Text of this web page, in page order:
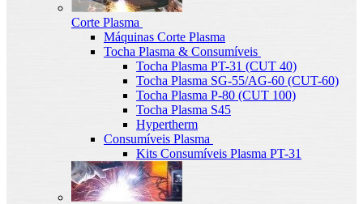
Corte Plasma
Máquinas Corte Plasma
Tocha Plasma & Consumíveis
Tocha Plasma PT-31 (CUT 40)
Tocha Plasma SG-55/AG-60 (CUT-60)
Tocha Plasma P-80 (CUT 100)
Tocha Plasma S45
Hypertherm
Consumíveis Plasma
Kits Consumíveis Plasma PT-31